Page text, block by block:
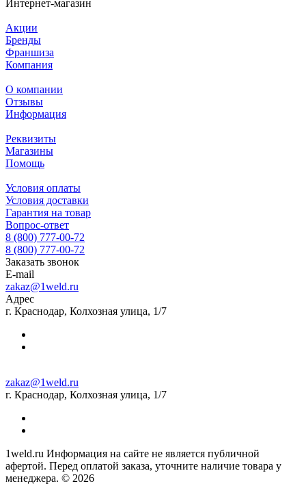
Интернет-магазин
Акции
Бренды
Франшиза
Компания
О компании
Отзывы
Информация
Реквизиты
Магазины
Помощь
Условия оплаты
Условия доставки
Гарантия на товар
Вопрос-ответ
8 (800) 777-00-72
8 (800) 777-00-72
Заказать звонок
E-mail
zakaz@1weld.ru
Адрес
г. Краснодар, Колхозная улица, 1/7
zakaz@1weld.ru
г. Краснодар, Колхозная улица, 1/7
1weld.ru Информация на сайте не является публичной
афертой. Перед оплатой заказа, уточните наличие товара у
менеджера. © 2026